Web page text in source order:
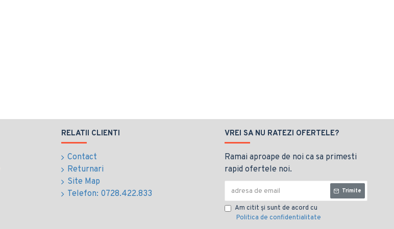
RELATII CLIENTI
Contact
Returnari
Site Map
Telefon: 0728.422.833
VREI SA NU RATEZI OFERTELE?
Ramai aproape de noi ca sa primesti
rapid ofertele noi.
Trimite
Am citit şi sunt de acord cu
Politica de confidentialitate